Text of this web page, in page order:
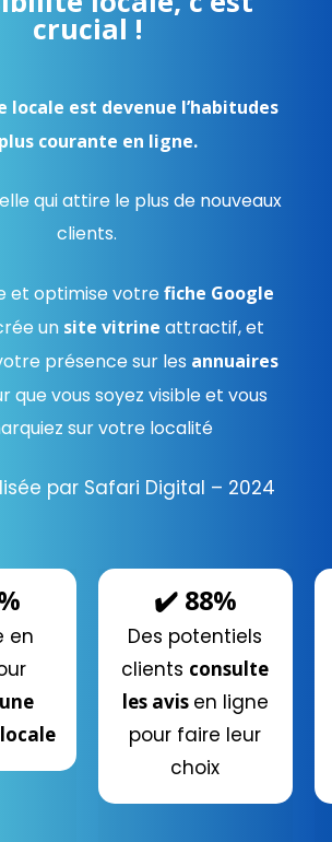
crucial !
locale est devenue l’habitudes
courante en ligne.
qui attire le plus de nouveaux
clients.
et optimise votrefiche Google
un site vitrine attractif, et
présence sur les annuaires
que vous soyez visible et vous
sur votre localité
par Safari Digital – 2024
en
✔️ 88%
Des potentiels
clients consulte
les avis en ligne
pour faire leur
choix